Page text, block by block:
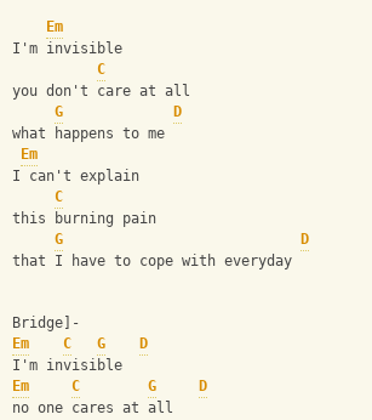
Em
I'm invisible
C
you don't care at all
G
D
what happens to me
Em
I can't explain
C
this burning pain
G
D
that I have to cope with everyday
Bridge]-
Em
C G
D
I'm invisible
Em
C G
D
no one cares at all